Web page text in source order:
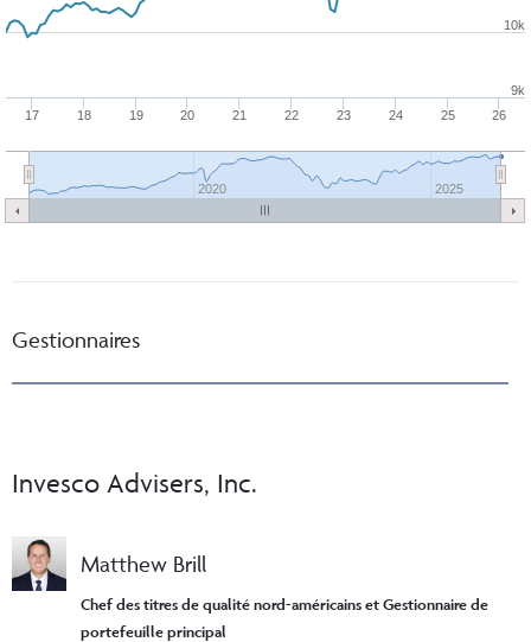
17 18 19 20 21 22 23 24 25 26
2020 2025
9k
10k
Gestionnaires
Invesco Advisers, Inc.
Matthew Brill
Chef des titres de qualité nord-américains et Gestionnaire de
portefeuille principal